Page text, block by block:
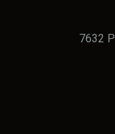
7632